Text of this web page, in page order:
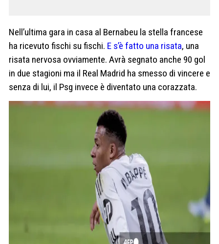
Nell’ultima gara in casa al Bernabeu la stella francese
ha ricevuto fischi su fischi. E s’è fatto una risata, una
risata nervosa ovviamente. Avrà segnato anche 90 gol
in due stagioni ma il Real Madrid ha smesso di vincere e
senza di lui, il Psg invece è diventato una corazzata.